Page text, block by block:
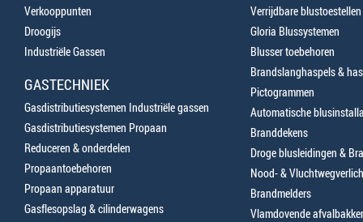
Verkooppunten
Droogijs
Industriële Gassen
GASTECHNIEK
Gasdistributiesystemen Industriële gassen
Gasdistributiesystemen Propaan
Reduceren & onderdelen
Propaantoebehoren
Propaan apparatuur
Gasflesopslag & cilinderwagens
Verrijdbare blustoestellen
Gloria Blussystemen
Blusser toebehoren
Brandslanghaspels &
Pictogrammen
Automatische
Branddekens
Droge blusleidingen &
Nood- &
Brandmelders
Vlamdovende